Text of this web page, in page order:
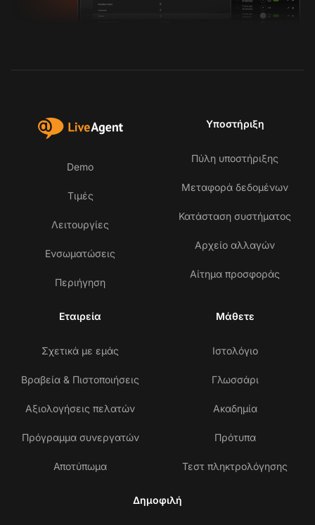
Demo
Τιμές
Λειτουργίες
Ενσωματώσεις
Περιήγηση
Υποστήριξη
Πύλη υποστήριξης
Μεταφορά δεδομένων
Κατάσταση συστήματος
Αρχείο αλλαγών
Αίτημα προσφοράς
Εταιρεία
Σχετικά με εμάς
Βραβεία & Πιστοποιήσεις
Αξιολογήσεις πελατών
Πρόγραμμα συνεργατών
Αποτύπωμα
Μάθετε
Ιστολόγιο
Γλωσσάρι
Ακαδημία
Πρότυπα
Τεστ πληκτρολόγησης
Δημοφιλή